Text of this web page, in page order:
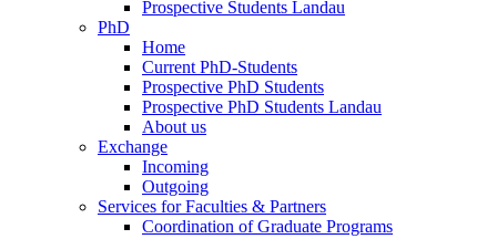
Prospective Students Landau
PhD
Home
Current PhD-Students
Prospective PhD Students
Prospective PhD Students Landau
About us
Exchange
Incoming
Outgoing
Services for Faculties & Partners
Coordination of Graduate Programs